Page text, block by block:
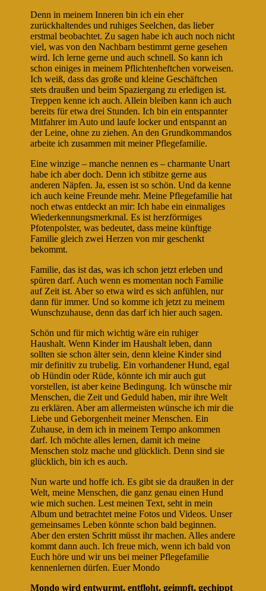
Denn in meinem Inneren bin ich ein eher
zurückhaltendes und ruhiges Seelchen, das lieber
erstmal beobachtet. Zu sagen habe ich auch noch nicht
viel, was von den Nachbarn bestimmt gerne gesehen
wird. Ich lerne gerne und auch schnell. So kann ich
schon einiges in meinem Pflichtenheftchen vorweisen.
Ich weiß, dass das große und kleine Geschäftchen
stets draußen und beim Spaziergang zu erledigen ist.
Treppen kenne ich auch. Allein bleiben kann ich auch
bereits für etwa drei Stunden. Ich bin ein entspannter
Mitfahrer im Auto und laufe locker und entspannt an
der Leine, ohne zu ziehen. An den Grundkommandos
arbeite ich zusammen mit meiner Pflegefamilie.
Eine winzige – manche nennen es – charmante Unart
habe ich aber doch. Denn ich stibitze gerne aus
anderen Näpfen. Ja, essen ist so schön. Und da kenne
ich auch keine Freunde mehr. Meine Pflegefamilie hat
noch etwas entdeckt an mir: Ich habe ein einmaliges
Wiederkennungsmerkmal. Es ist herzförmiges
Pfotenpolster, was bedeutet, dass meine künftige
Familie gleich zwei Herzen von mir geschenkt
bekommt.
Familie, das ist das, was ich schon jetzt erleben und
spüren darf. Auch wenn es momentan noch Familie
auf Zeit ist. Aber so etwa wird es sich anfühlen, nur
dann für immer. Und so komme ich jetzt zu meinem
Wunschzuhause, denn das darf ich hier auch sagen.
Schön und für mich wichtig wäre ein ruhiger
Haushalt. Wenn Kinder im Haushalt leben, dann
sollten sie schon älter sein, denn kleine Kinder sind
mir definitiv zu trubelig. Ein vorhandener Hund, egal
ob Hündin oder Rüde, könnte ich mir auch gut
vorstellen, ist aber keine Bedingung. Ich wünsche mir
Menschen, die Zeit und Geduld haben, mir ihre Welt
zu erklären. Aber am allermeisten wünsche ich mir die
Liebe und Geborgenheit meiner Menschen. Ein
Zuhause, in dem ich in meinem Tempo ankommen
darf. Ich möchte alles lernen, damit ich meine
Menschen stolz mache und glücklich. Denn sind sie
glücklich, bin ich es auch.
Nun warte und hoffe ich. Es gibt sie da draußen in der
Welt, meine Menschen, die ganz genau einen Hund
wie mich suchen. Lest meinen Text, seht in mein
Album und betrachtet meine Fotos und Videos. Unser
gemeinsames Leben könnte schon bald beginnen.
Aber den ersten Schritt müsst ihr machen. Alles andere
kommt dann auch. Ich freue mich, wenn ich bald von
Euch höre und wir uns bei meiner Pflegefamilie
kennenlernen dürfen. Euer Mondo
Mondo wird entwurmt, entfloht, geimpft, gechippt